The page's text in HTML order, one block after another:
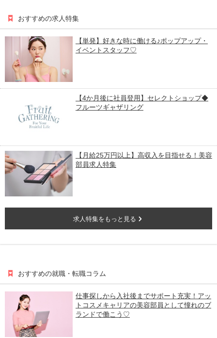
おすすめの求人特集
【単発】好きな時に働ける♪ポップアップ・
イベントスタッフ♡
【4か月後に社員登用】セレクトショップ◆
フルーツギャザリング
【月給25万円以上】高収入を目指せる！美容
部員求人特集
求人特集をもっと見る
おすすめの就職・転職コラム
仕事探しから入社後までサポート充実！アッ
トコスメキャリアの美容部員として憧れのブ
ランドで働こう♡